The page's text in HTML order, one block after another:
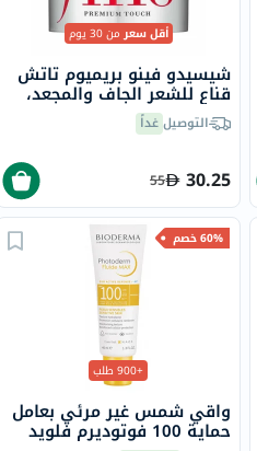
أقل سعرمن 30 يوم
شيسيدو فينو بريميوم تاتش
قناع للشعر الجاف والمجعد،
230 جرامالتوصيلغداً
30.25
55
60% خصم
+900 طلب
واقي شمس غير مرئي بعامل
حماية 100 فوتوديرم فلويد